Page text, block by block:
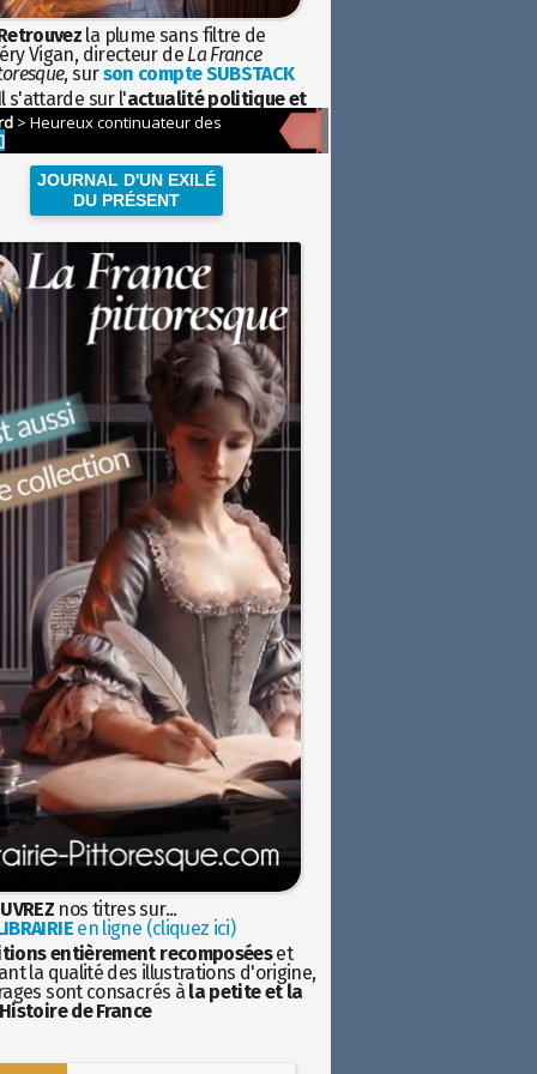
la plume sans filtre de
Vigan, directeur de La France
, surson compte SUBSTACK
s'attarde sur l'actualité politique et
avec la hauteur de vue de
JOURNAL D'UN EXILÉ
DU PRÉSENT
nos titres sur...
en ligne (cliquez ici)
entièrement recomposéeset
la qualité des illustrations d'origine,
sont consacrés à la petite et la
de France